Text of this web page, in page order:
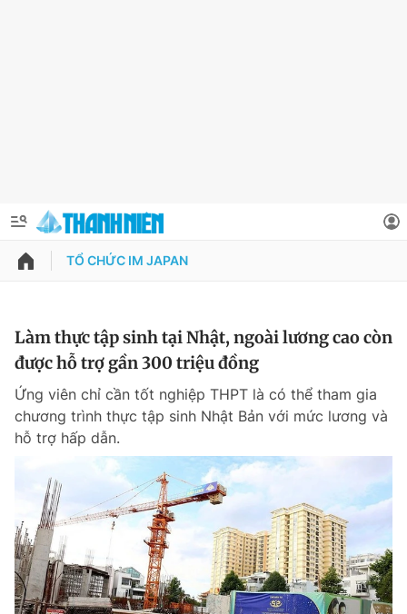
QUẢNG CÁO
Chuyên mục
Chuyên mục khác
Chào ngày mới Tin 24h
Tin thị trường Tin 360
Video Magazine
Thông tin tài khoản
Đổi mật khẩu
Tin đã lưu
Tin đã xem
Đăng xuất
TỔ CHỨC IM JAPAN
Làm thực tập sinh tại Nhật, ngoài lương cao còn
được hỗ trợ gần 300 triệu đồng
Ứng viên chỉ cần tốt nghiệp THPT là có thể tham gia
chương trình thực tập sinh Nhật Bản với mức lương và
hỗ trợ hấp dẫn.